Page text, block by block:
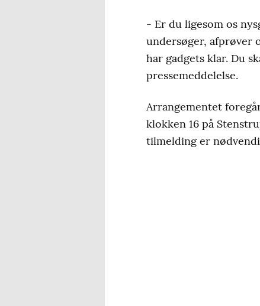
- Er du ligesom os
undersøger, afprøver
har gadgets klar. Du
pressemeddelelse.
Arrangementet
klokken 16 på
tilmelding er